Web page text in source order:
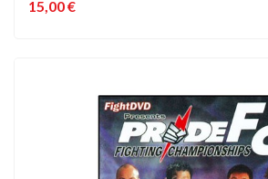
15,00 €